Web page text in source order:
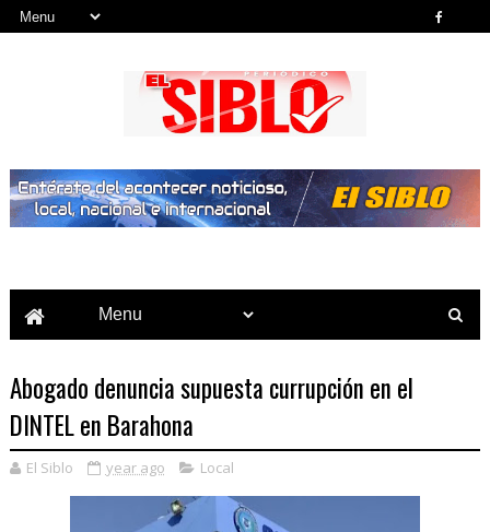
Abogado denuncia supuesta currupción en el
DINTEL en Barahona
El Siblo year ago Local